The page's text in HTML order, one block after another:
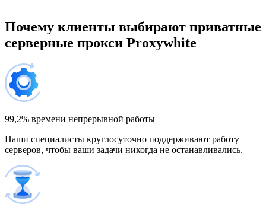
Великобритания
200 IP-адресов
696,00 $
1 032,00 $
500 IP-адресов
1 700,00 $
Почему клиенты выбирают приватные
серверные прокси Proxywhite
99,2% времени непрерывной работы
Наши специалисты круглосуточно поддерживают работу
серверов, чтобы ваши задачи никогда не останавливались.